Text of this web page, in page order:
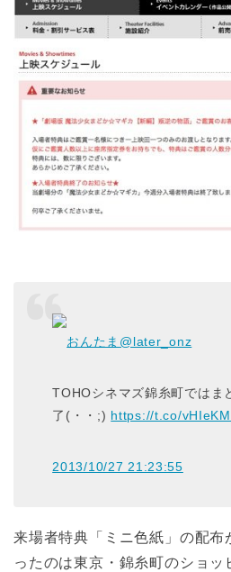
おんたま @later_onz
TOHOシネマズ錦糸町ではま
了(・・;) https://t.co/
2013/10/27 21:23:55
来場者特典「ミニ色紙」の配布
ったのは東京・錦糸町のショッ